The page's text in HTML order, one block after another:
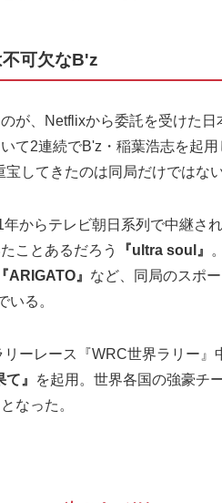
可欠なB'z
が、Netflixから委託を受けた日
て2連続でB'z・稲葉浩志を起
してきたのは同局だけではない
からテレビ朝日系列で中継さ
ことあるだろう
『ultra soul』
ARIGATO』 など、同局のスポ
いる。
ーレース『WRC世界ラリー』
』
を起用。世界各国の強豪チ
なった。